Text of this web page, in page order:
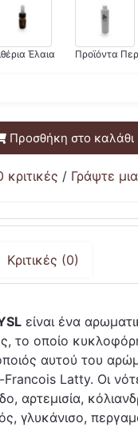
Έλαια Προϊόντα
Προσθήκη στο καλάθι
κριτικές / Γράψτε
Κριτικές (0)
είναι ένα
το οποίο
αυτού του
Francois Latty. Οι
αρτεμισία,
γλυκάνισο,